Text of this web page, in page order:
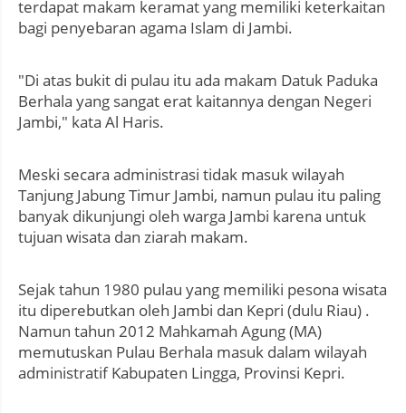
terdapat makam keramat yang memiliki keterkaitan
bagi penyebaran agama Islam di Jambi.
"Di atas bukit di pulau itu ada makam Datuk Paduka
Berhala yang sangat erat kaitannya dengan Negeri
Jambi," kata Al Haris.
Meski secara administrasi tidak masuk wilayah
Tanjung Jabung Timur Jambi, namun pulau itu paling
banyak dikunjungi oleh warga Jambi karena untuk
tujuan wisata dan ziarah makam.
Sejak tahun 1980 pulau yang memiliki pesona wisata
itu diperebutkan oleh Jambi dan Kepri (dulu Riau) .
Namun tahun 2012 Mahkamah Agung (MA)
memutuskan Pulau Berhala masuk dalam wilayah
administratif Kabupaten Lingga, Provinsi Kepri.